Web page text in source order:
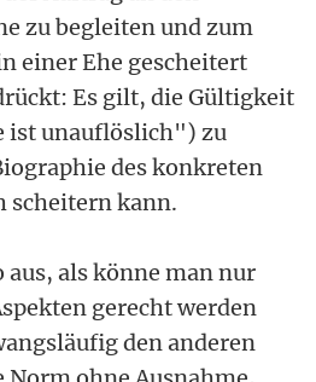
zu begleiten und zum
einer Ehe gescheitert
Es gilt, die Gültigkeit
ist unauflöslich") zu
des konkreten
scheitern kann.
aus, als könne man nur
gerecht werden
den anderen